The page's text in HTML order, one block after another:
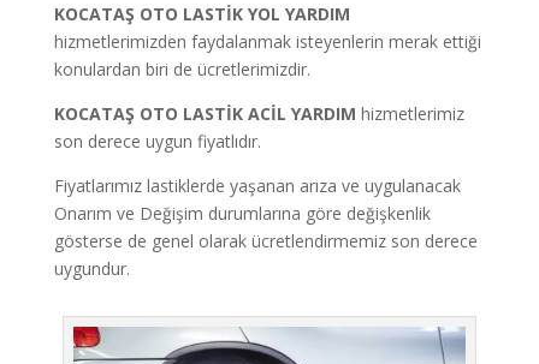
KOCATAŞ OTO LASTİK YOL YARDIM
hizmetlerimizden faydalanmak isteyenlerin merak ettiği
konulardan biri de ücretlerimizdir.
KOCATAŞ OTO LASTİK ACİL YARDIM hizmetlerimiz
son derece uygun fiyatlıdır.
Fiyatlarımız lastiklerde yaşanan arıza ve uygulanacak
Onarım ve Değişim durumlarına göre değişkenlik
gösterse de genel olarak ücretlendirmemiz son derece
uygundur.